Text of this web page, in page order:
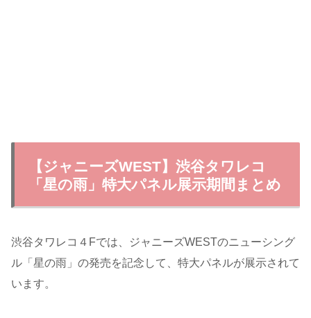
【ジャニーズWEST】渋谷タワレコ
「星の雨」特大パネル展示期間まとめ
渋谷タワレコ４Fでは、ジャニーズWESTのニューシング
ル「星の雨」の発売を記念して、特大パネルが展示されて
います。